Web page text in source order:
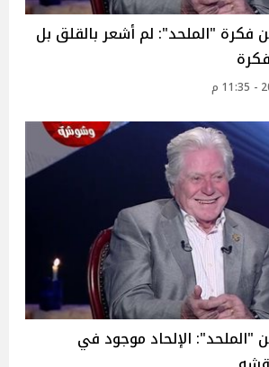
"الملحد": لم أشعر بالقلق بل
الإلحاد موجود في